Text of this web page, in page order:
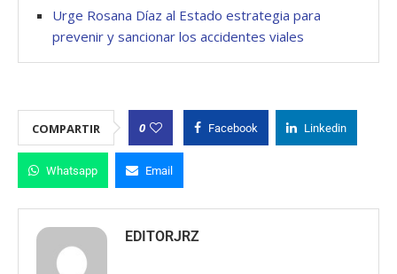
Urge Rosana Díaz al Estado estrategia para
prevenir y sancionar los accidentes viales
COMPARTIR 0 Facebook Linkedin
Whatsapp Email
EDITORJRZ